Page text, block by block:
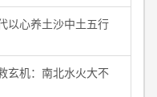
以心养土沙中土五行
玄机：南北水火大不